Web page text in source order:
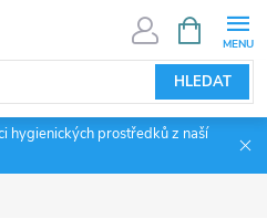
HLEDAT
NÁKUPNÍ
KOŠÍK
hygienických prostředků z naší